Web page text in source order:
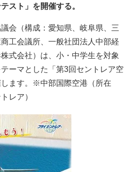
スト」を開催する。
会（構成：愛知県、岐阜県、三
工会議所、一般社団法人中部経
式会社）は、小・中学生を対象
ーマとした「第3回セントレア空
ます。※中部国際空港（所在
レア）